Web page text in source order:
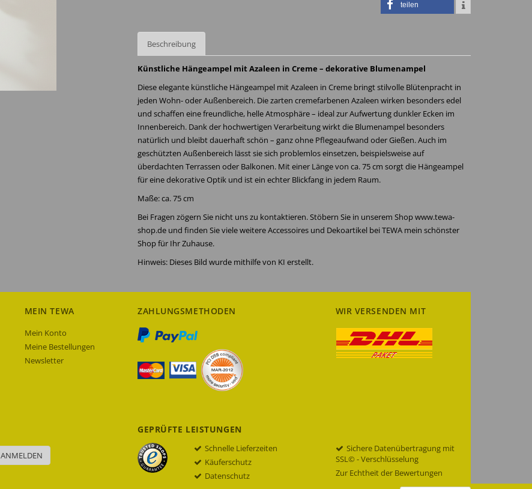
teilen
Beschreibung
Künstliche Hängeampel mit Azaleen in Creme – dekorative Blumenampel
Diese elegante künstliche Hängeampel mit Azaleen in Creme bringt stilvolle Blütenpracht in
jeden Wohn- oder Außenbereich. Die zarten cremefarbenen Azaleen wirken besonders edel
und schaffen eine freundliche, helle Atmosphäre – ideal zur Aufwertung dunkler Ecken im
Innenbereich. Dank der hochwertigen Verarbeitung wirkt die Blumenampel besonders
natürlich und bleibt dauerhaft schön – ganz ohne Pflegeaufwand oder Gießen. Auch im
geschützten Außenbereich lässt sie sich problemlos einsetzen, beispielsweise auf
überdachten Terrassen oder Balkonen. Mit einer Länge von ca. 75 cm sorgt die Hängeampel
für eine dekorative Optik und ist ein echter Blickfang in jedem Raum.
Maße: ca. 75 cm
Bei Fragen zögern Sie nicht uns zu kontaktieren. Stöbern Sie in unserem Shop www.tewa-
shop.de und finden Sie viele weitere Accessoires und Dekoartikel bei TEWA mein schönster
Shop für Ihr Zuhause.
Hinweis: Dieses Bild wurde mithilfe von KI erstellt.
MEIN TEWA
Mein Konto
Meine Bestellungen
Newsletter
ZAHLUNGSMETHODEN WIR VERSENDEN MIT
ANMELDEN
GEPRÜFTE LEISTUNGEN
Schnelle Lieferzeiten
Käuferschutz
Datenschutz
Sichere Datenübertragung mit
SSL© - Verschlüsselung
Zur Echtheit der Bewertungen